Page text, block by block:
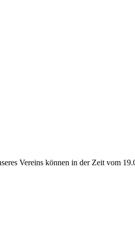
Vereins können in der Zeit vom